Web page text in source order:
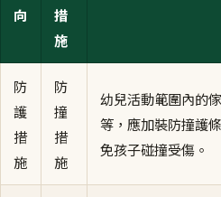
向
措
施
防
護
措
施
防
撞
措
施
幼兒活動範圍內的
等，應加裝防撞護
免孩子碰撞受傷。